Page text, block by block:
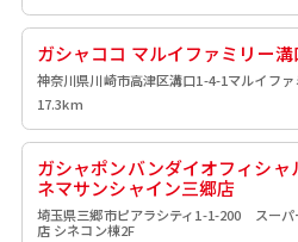
ガシャココ マルイファミリー溝
神奈川県川崎市高津区溝口1-4-1マルイファ
17.3km
ガシャポンバンダイオフィシャ
ネマサンシャイン三郷店
埼玉県三郷市ピアラシティ1-1-200 スーパ
店 シネコン棟2F